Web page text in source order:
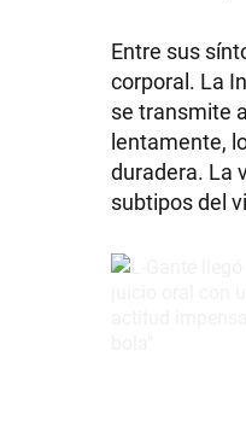
Entre sus
corporal. La
se transmite
lentamente,
duradera. La
subtipos del
SHOW